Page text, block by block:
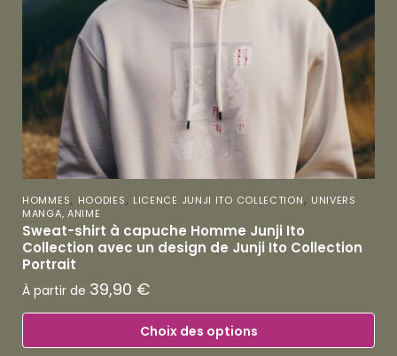
HOMMES, HOODIES, LICENCE JUNJI ITO COLLECTION, UNIVERS
MANGA, ANIME
Sweat-shirt à capuche Homme Junji Ito
Collection avec un design de Junji Ito Collection
Portrait
À partir de 39,90 €
Choix des options